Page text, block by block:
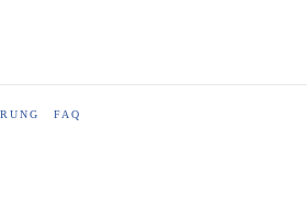
FAQ